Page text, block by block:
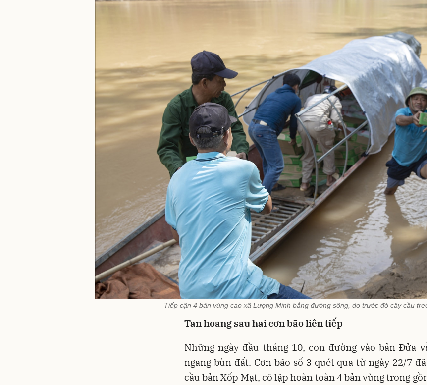
Tiếp cận 4 bản vùng cao xã Lượng Minh bằng đường sông, do trước đó cây cầu
Tan hoang sau hai cơn bão liên tiếp
Những ngày đầu tháng 10, con đường vào bản Đửa
ngang bùn đất. Cơn bão số 3 quét qua từ ngày 22/7
cầu bản Xốp Mạt, cô lập hoàn toàn 4 bản vùng trong